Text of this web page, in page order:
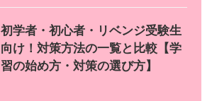
初学者・初心者・リベンジ受験生
向け！対策方法の一覧と比較【学
習の始め方・対策の選び方】